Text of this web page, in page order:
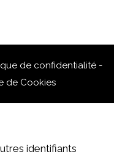
de confidentialité -
de Cookies
identifiants